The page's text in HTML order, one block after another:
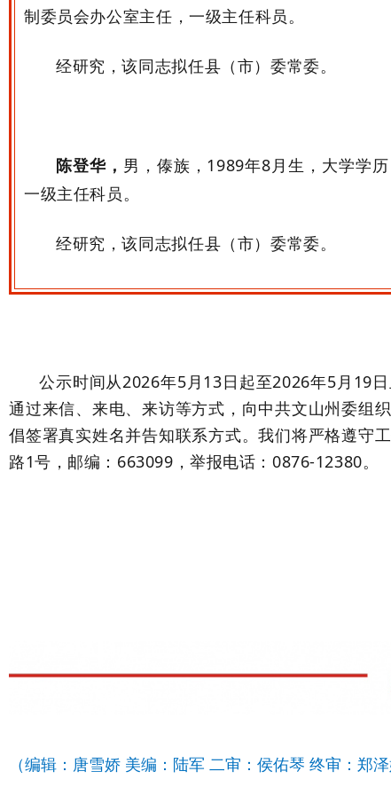
制委员会办公室主任，一级主任科员。
经研究，该同志拟任县（市）委常委。
陈登华， 男，傣族， 1989年8月生， 大学学历
一级主任科员。
经研究，该同志拟任县（市）委常委。
公示时间从2026年5月 13日起至2026年5月19
通过来信、来电、来访等方式，向中共文山州委组
倡签署真实姓名并告知联系方式。我们将严格遵守
路1号，邮编： 663099 ，举报电话： 0876-12380。
（编辑：唐雪娇 美编：陆军 二审：侯佑琴 终审：郑泽